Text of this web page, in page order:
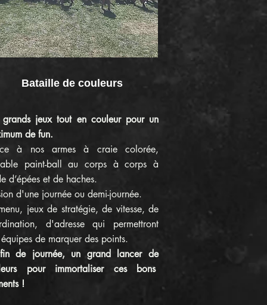
Bataille de couleurs
grands jeux tout en couleur pour un
de fun.
à nos armes à craie colorée,
paint-ball au corps à corps à
d’épées et de haches.
d'une journée ou demi-journée.
jeux de stratégie, de vitesse, de
d'adresse qui permettront
de marquer des points.
de journée, un grand lancer de
pour immortaliser ces bons
!